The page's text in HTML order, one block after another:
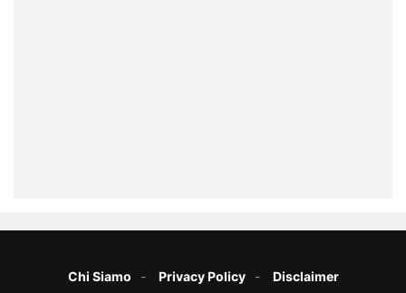
Chi Siamo Privacy Policy Disclaimer